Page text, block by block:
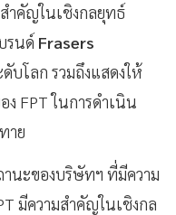
ำคัญในเชิงกลยุทธ์
รนด์ Frasers
ดับโลก รวมถึงแสดงให้
FPT ในการดำเนิน
าย
นะของบริษัทฯ ที่มีความ
มีความสำคัญในเชิงกล